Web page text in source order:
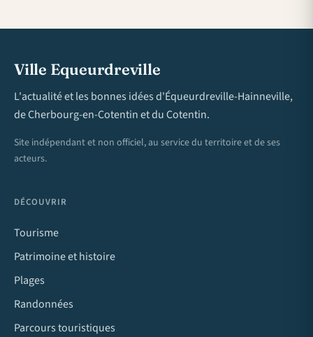
Ville Equeurdreville
L'actualité et les bonnes idées d'Équeurdreville-Hainneville,
de Cherbourg-en-Cotentin et du Cotentin.
Site indépendant et non officiel, au service du territoire et de ses
acteurs.
DÉCOUVRIR
Tourisme
Patrimoine et histoire
Plages
Randonnées
Parcours touristiques